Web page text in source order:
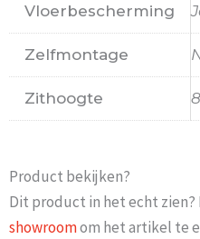
Vloerbescherming
Zelfmontage
Zithoogte
Product bekijken?
Dit product in het echt zien?
showroomom het artikel te